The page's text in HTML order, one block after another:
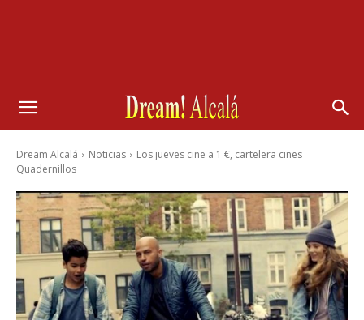
Dream Alcalá Noticias
Los jueves cine a 1 €, cartelera cines
Quadernillos